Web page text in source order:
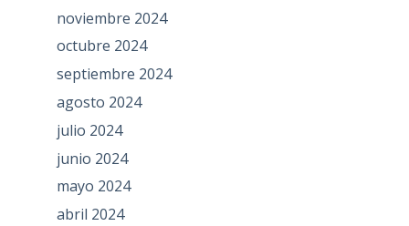
noviembre 2024
octubre 2024
septiembre 2024
agosto 2024
julio 2024
junio 2024
mayo 2024
abril 2024